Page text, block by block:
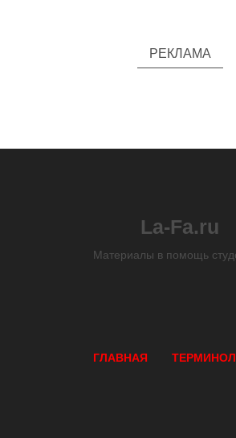
РЕКЛАМА
La-Fa.ru
Материалы в помощь
ГЛАВНАЯ